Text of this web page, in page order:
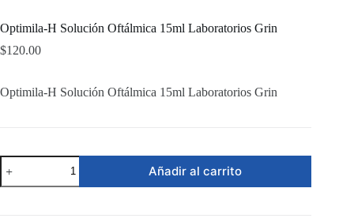
Optimila-H Solución Oftálmica 15ml Laboratorios Grin
$120.00
Optimila-H Solución Oftálmica 15ml Laboratorios Grin
Optimila-
H
Solución
Añadir al carrito